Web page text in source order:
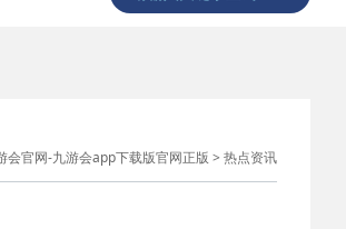
会官网-九游会app下载版官网正版 > 热点资讯